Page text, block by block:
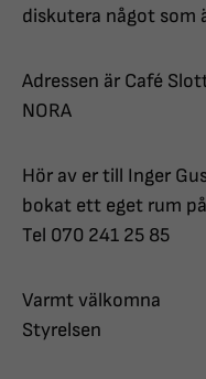
diskutera något som
Adressen är Café
NORA
Hör av er till Inger
bokat ett eget rum
Tel 070 241 25 85
Varmt välkomna
Styrelsen